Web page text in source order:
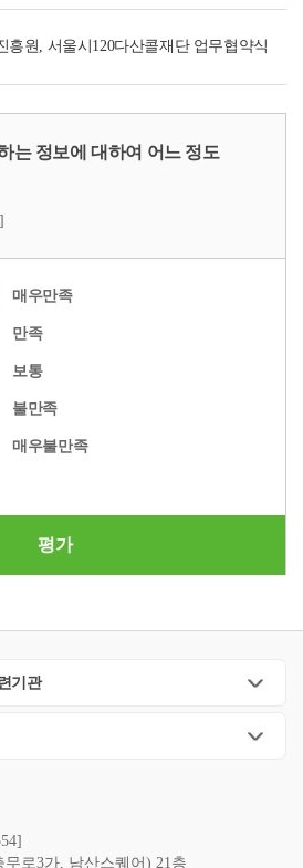
흥원, 서울시120다산콜재단 업무협약식
는 정보에 대하여 어느 정도
매우만족
만족
보통
불만족
매우불만족
평가
기관
로3가, 남산스퀘어) 21층